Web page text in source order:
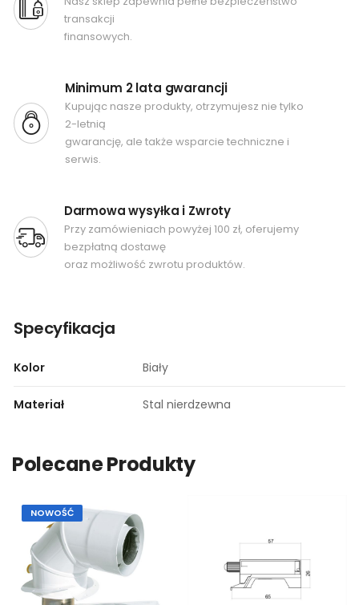
transakcji
finansowych.
Minimum 2 lata gwarancji
Kupując nasze produkty, otrzymujesz nie tylko
2-letnią
gwarancję, ale także wsparcie techniczne i
serwis.
Darmowa wysyłka i Zwroty
Przy zamówieniach powyżej 100 zł, oferujemy
bezpłatną dostawę
oraz możliwość zwrotu produktów.
Specyfikacja
Kolor Biały
Materiał Stal nierdzewna
Polecane Produkty
NOWOŚĆ